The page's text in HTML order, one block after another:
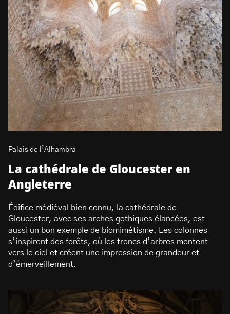
Palais de l’Alhambra
La cathédrale de Gloucester en
Angleterre
Édifice médiéval bien connu, la cathédrale de
Gloucester, avec ses arches gothiques élancées, est
aussi un bon exemple de biomimétisme. Les colonnes
s’inspirent des forêts, où les troncs d’arbres montent
vers le ciel et créent une impression de grandeur et
d’émerveillement.